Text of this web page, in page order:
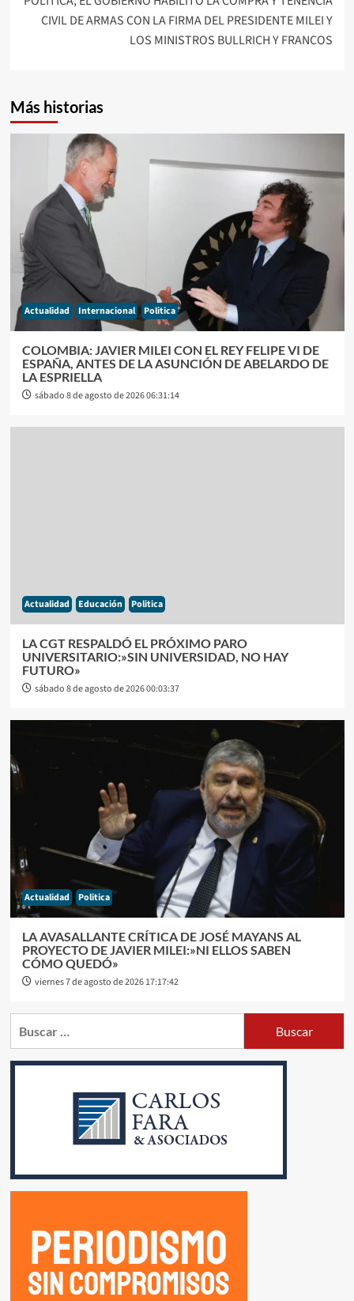
CIVIL DE ARMAS CON LA FIRMA DEL PRESIDENTE MILEI Y
LOS MINISTROS BULLRICH Y FRANCOS
Más historias
Actualidad Internacional Politica
COLOMBIA: JAVIER MILEI CON EL REY FELIPE VI DE
ESPAÑA, ANTES DE LA ASUNCIÓN DE ABELARDO DE
LA ESPRIELLA
sábado 8 de agosto de 2026 06:31:14
Actualidad Educación Politica
LA CGT RESPALDÓ EL PRÓXIMO PARO
UNIVERSITARIO:»SIN UNIVERSIDAD, NO HAY
FUTURO»
sábado 8 de agosto de 2026 00:03:37
Actualidad Politica
LA AVASALLANTE CRÍTICA DE JOSÉ MAYANS AL
PROYECTO DE JAVIER MILEI:»NI ELLOS SABEN
CÓMO QUEDÓ»
viernes 7 de agosto de 2026 17:17:42